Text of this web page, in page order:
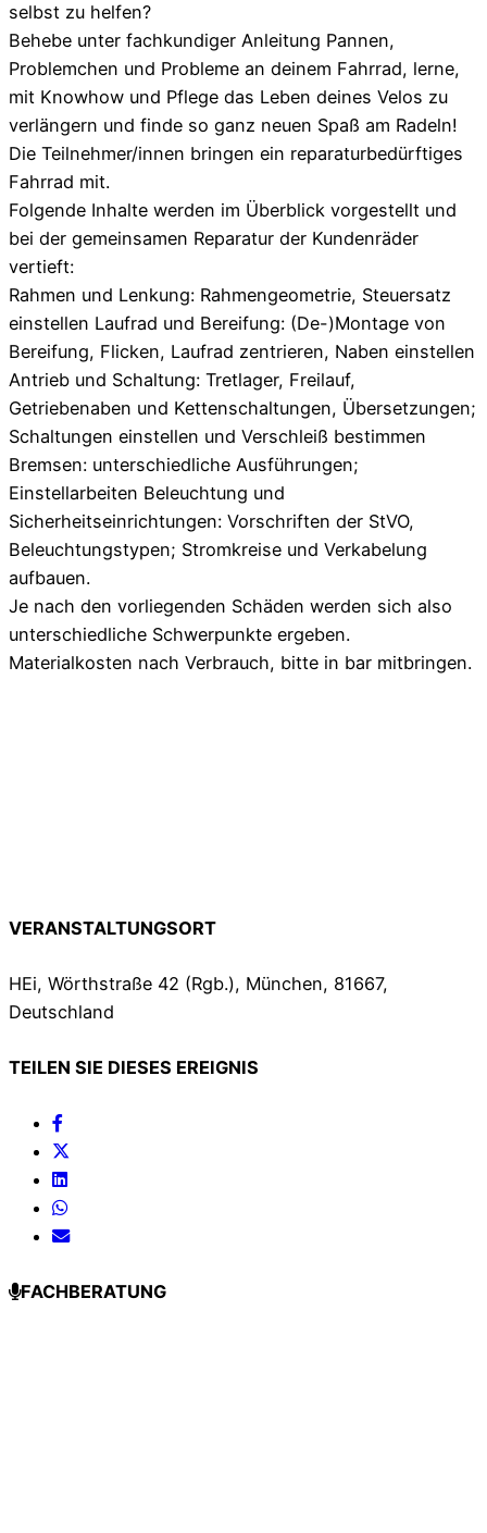
selbst zu helfen?
Behebe unter fachkundiger Anleitung Pannen,
Problemchen und Probleme an deinem Fahrrad, lerne,
mit Knowhow und Pflege das Leben deines Velos zu
verlängern und finde so ganz neuen Spaß am Radeln!
Die Teilnehmer/innen bringen ein reparaturbedürftiges
Fahrrad mit.
Folgende Inhalte werden im Überblick vorgestellt und
bei der gemeinsamen Reparatur der Kundenräder
vertieft:
Rahmen und Lenkung: Rahmengeometrie, Steuersatz
einstellen Laufrad und Bereifung: (De-)Montage von
Bereifung, Flicken, Laufrad zentrieren, Naben einstellen
Antrieb und Schaltung: Tretlager, Freilauf,
Getriebenaben und Kettenschaltungen, Übersetzungen;
Schaltungen einstellen und Verschleiß bestimmen
Bremsen: unterschiedliche Ausführungen;
Einstellarbeiten Beleuchtung und
Sicherheitseinrichtungen: Vorschriften der StVO,
Beleuchtungstypen; Stromkreise und Verkabelung
aufbauen.
Je nach den vorliegenden Schäden werden sich also
unterschiedliche Schwerpunkte ergeben.
Materialkosten nach Verbrauch, bitte in bar mitbringen.
VERANSTALTUNGSORT
HEi, Wörthstraße 42 (Rgb.), München, 81667,
Deutschland
TEILEN SIE DIESES EREIGNIS
FACHBERATUNG